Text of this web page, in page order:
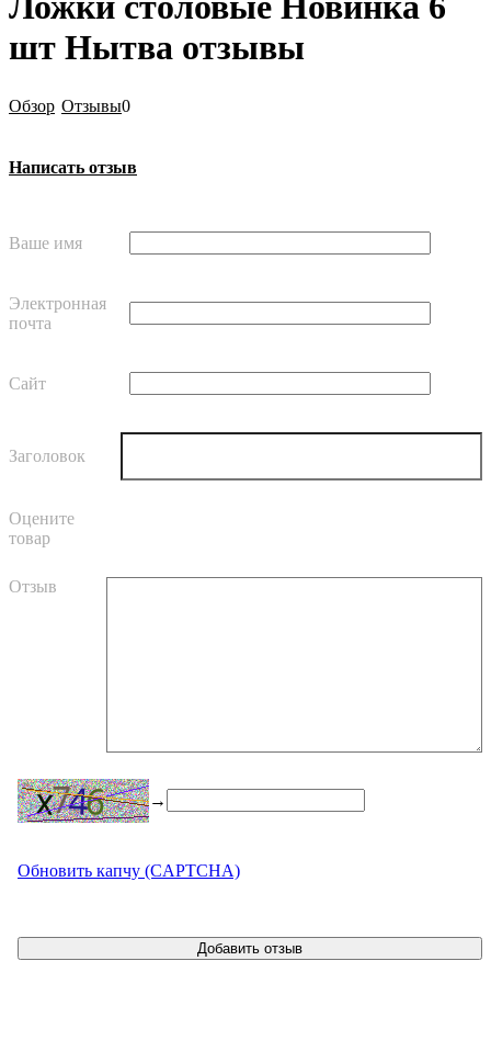
шт Нытва отзывы
Обзор Отзывы0
Написать отзыв
Ваше имя
Электронная
почта
Сайт
Заголовок
Оцените
товар
Отзыв
→
Обновить капчу (CAPTCHA)